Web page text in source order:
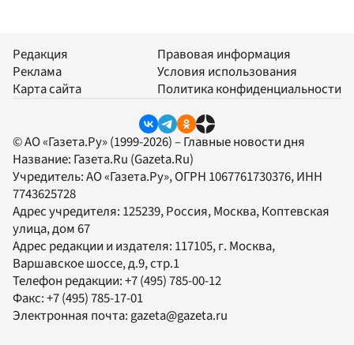
Редакция
Реклама
Карта сайта
Правовая информация
Условия использования
Политика конфиденциальности
© АО «Газета.Ру» (1999-2026) – Главные новости дня
Название: Газета.Ru (Gazeta.Ru)
Учредитель:АО «Газета.Ру», ОГРН 1067761730376, ИНН
7743625728
Адрес учредителя: 125239, Россия, Москва, Коптевская
улица, дом 67
Адрес редакции и издателя: 117105, г. Москва,
Варшавское шоссе, д.9, стр.1
Телефон редакции:+7 (495) 785-00-12
Факс:+7 (495) 785-17-01
Электронная почта: gazeta@gazeta.ru